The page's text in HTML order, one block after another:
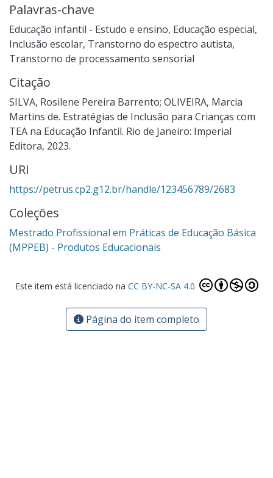
Palavras-chave
Educação infantil - Estudo e ensino, Educação especial,
Inclusão escolar, Transtorno do espectro autista,
Transtorno de processamento sensorial
Citação
SILVA, Rosilene Pereira Barrento; OLIVEIRA, Marcia
Martins de. Estratégias de Inclusão para Crianças com
TEA na Educação Infantil. Rio de Janeiro: Imperial
Editora, 2023.
URI
https://petrus.cp2.g12.br/handle/123456789/2683
Coleções
Mestrado Profissional em Práticas de Educação Básica
(MPPEB) - Produtos Educacionais
Este item está licenciado na CC BY-NC-SA 4.0
Página do item completo